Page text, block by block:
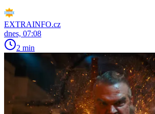
EXTRAINFO.cz
dnes, 07:08
2 min